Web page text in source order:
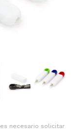
necesario solicitar